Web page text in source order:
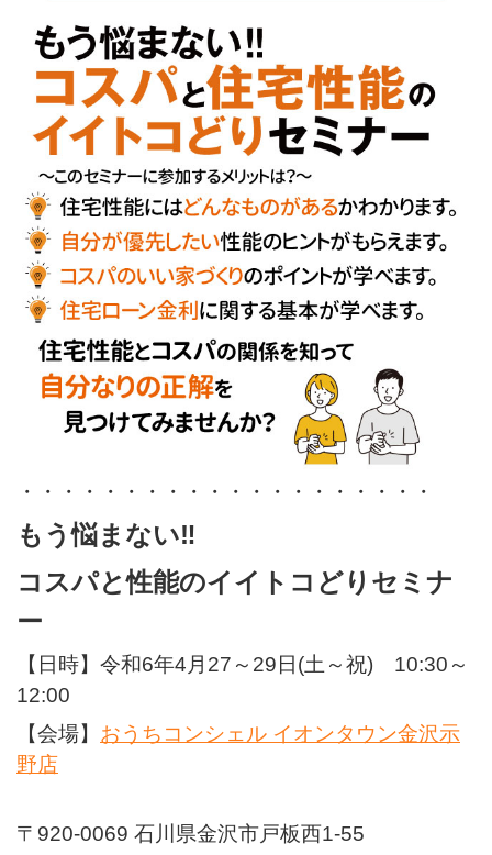
・・・・・・・・・・・・・・・・・・・・
もう悩まない‼
コスパと性能のイイトコどりセミナ
ー
【日時】令和6年4月27～ 29日(土～祝) 10:30～
12:00
【会場】 おうちコンシェル イオンタウン金沢示
野店
〒920-0069 石川県金沢市戸板西1-55